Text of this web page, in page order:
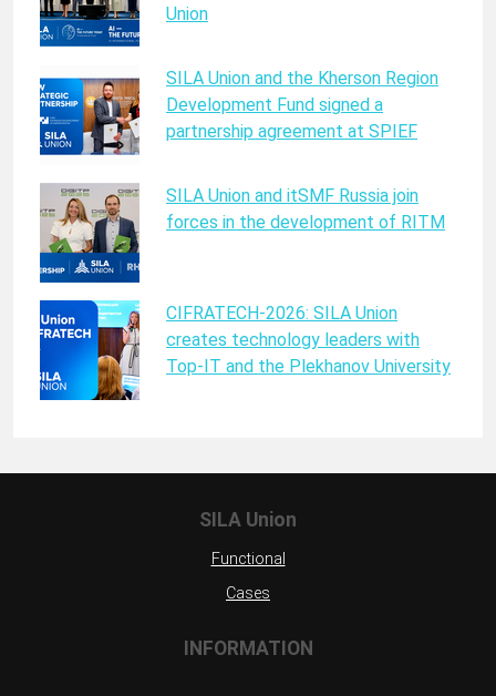
Union
SILA Union and the Kherson Region
Development Fund signed a
partnership agreement at SPIEF
SILA Union and itSMF Russia join
forces in the development of RITM
CIFRATECH-2026: SILA Union
creates technology leaders with
Top-IT and the Plekhanov University
SILA Union
Functional
Cases
INFORMATION